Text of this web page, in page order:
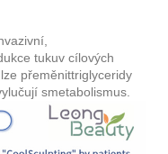
tukuv cílových
přeměnittriglyceridy
smetabolismus.